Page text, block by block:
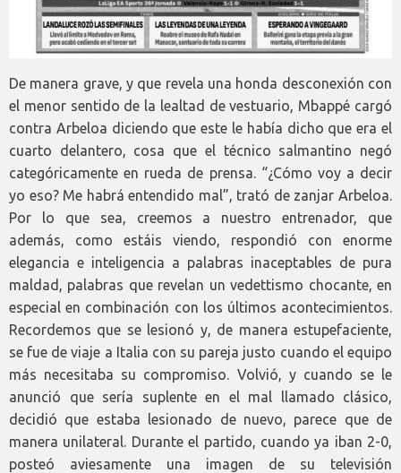
De manera grave, y que revela una honda desconexión con
el menor sentido de la lealtad de vestuario, Mbappé cargó
contra Arbeloa diciendo que este le había dicho que era el
cuarto delantero, cosa que el técnico salmantino negó
categóricamente en rueda de prensa. “¿Cómo voy a decir
yo eso? Me habrá entendido mal”, trató de zanjar Arbeloa.
Por lo que sea, creemos a nuestro entrenador, que
además, como estáis viendo, respondió con enorme
elegancia e inteligencia a palabras inaceptables de pura
maldad, palabras que revelan un vedettismo chocante, en
especial en combinación con los últimos acontecimientos.
Recordemos que se lesionó y, de manera estupefaciente,
se fue de viaje a Italia con su pareja justo cuando el equipo
más necesitaba su compromiso. Volvió, y cuando se le
anunció que sería suplente en el mal llamado clásico,
decidió que estaba lesionado de nuevo, parece que de
manera unilateral. Durante el partido, cuando ya iban 2-0,
posteó aviesamente una imagen de su televisión